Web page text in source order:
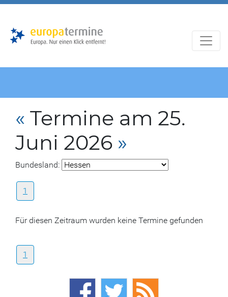
« Termine am 25.
Juni 2026 »
Bundesland:
1
Für diesen Zeitraum wurden keine Termine gefunden
1